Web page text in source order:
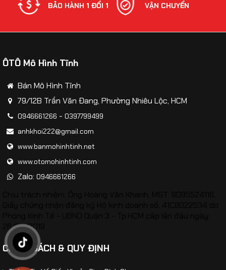
BẢO HÀNH 1 ĐỔI 1 VẬN CHUYỂN
ÔTÔ Mô Hình Tĩnh
Bán Mô Hình Tĩnh
79/12B Trần Văn Đang, Phường Nhiêu Lộc, HCM
0946661266 - 0397799499
anhkhoi222@gmail.com
www.banmohinhtinh.net
www.otomohinhtinh.com
Zalo: 0946661266
26/02/2019.
CHÍNH SÁCH & QUY ĐỊNH